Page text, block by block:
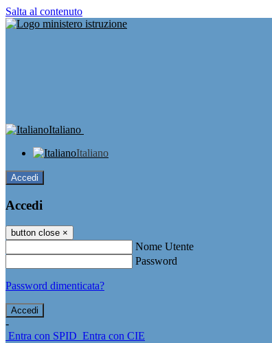
Salta al contenuto
Italiano
Italiano
Accedi
Accedi
button close ×
Nome Utente
Password
Password dimenticata?
-
Entra con SPID Entra con CIE